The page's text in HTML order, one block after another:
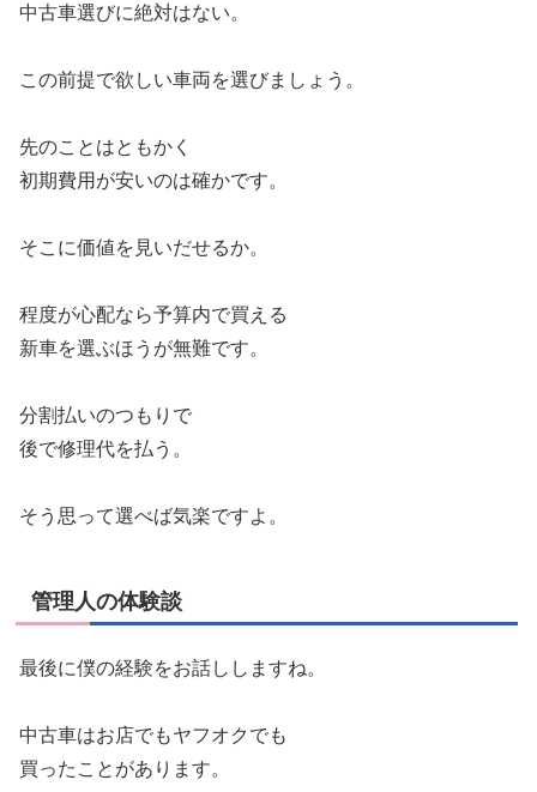
中古車選びに絶対はない。
この前提で欲しい車両を選びましょう。
先のことはともかく
初期費用が安いのは確かです。
そこに価値を見いだせるか。
程度が心配なら予算内で買える
新車を選ぶほうが無難です。
分割払いのつもりで
後で修理代を払う。
そう思って選べば気楽ですよ。
管理人の体験談
最後に僕の経験をお話ししますね。
中古車はお店でもヤフオクでも
買ったことがあります。